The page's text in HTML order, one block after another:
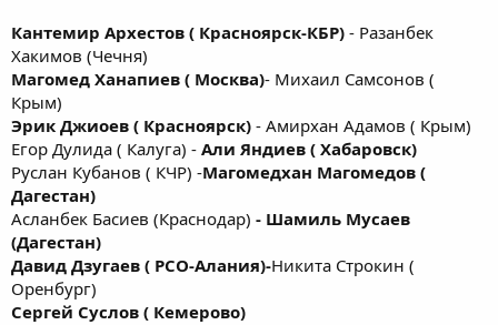
Кантемир Архестов ( Красноярск-КБР) - Разанбек
Хакимов (Чечня)
Магомед Ханапиев ( Москва)- Михаил Самсонов (
Крым)
Эрик Джиоев ( Красноярск) - Амирхан Адамов ( Крым)
Егор Дулида ( Калуга) - Али Яндиев ( Хабаровск)
Руслан Кубанов ( КЧР) -Магомедхан Магомедов (
Дагестан)
Асланбек Басиев (Краснодар) - Шамиль Мусаев
(Дагестан)
Давид Дзугаев ( РСО-Алания)-Никита Строкин (
Оренбург)
Сергей Суслов ( Кемерово)